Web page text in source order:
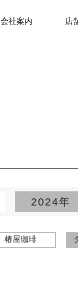
会社案内 店
2024年
椿屋珈琲